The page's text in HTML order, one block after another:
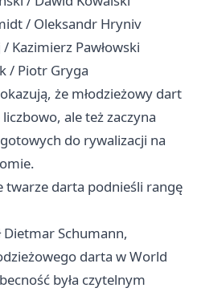
/ Oleksandr Hryniv
Kazimierz Pawłowski
/ Piotr Gryga
że młodzieżowy dart
ale też zaczyna
do rywalizacji na
twarze darta podnieśli rangę
Schumann,
darta w World
była czytelnym